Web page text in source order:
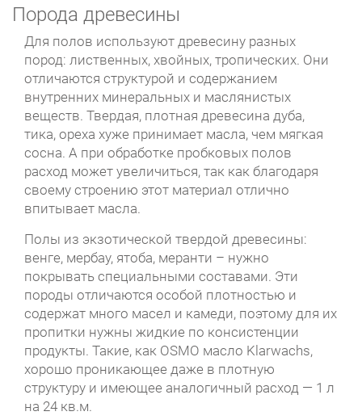
Порода древесины
Для полов используют древесину разных
пород: лиственных, хвойных, тропических. Они
отличаются структурой и содержанием
внутренних минеральных и маслянистых
веществ. Твердая, плотная древесина дуба,
тика, ореха хуже принимает масла, чем мягкая
сосна. А при обработке пробковых полов
расход может увеличиться, так как благодаря
своему строению этот материал отлично
впитывает масла.
Полы из экзотической твердой древесины:
венге, мербау, ятоба, меранти – нужно
покрывать специальными составами. Эти
породы отличаются особой плотностью и
содержат много масел и камеди, поэтому для их
пропитки нужны жидкие по консистенции
продукты. Такие, как OSMO масло Klarwachs,
хорошо проникающее даже в плотную
структуру и имеющее аналогичный расход — 1 л
на 24 кв.м.